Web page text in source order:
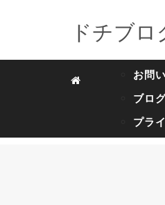
ドチブロ
お問
ブロ
プラ